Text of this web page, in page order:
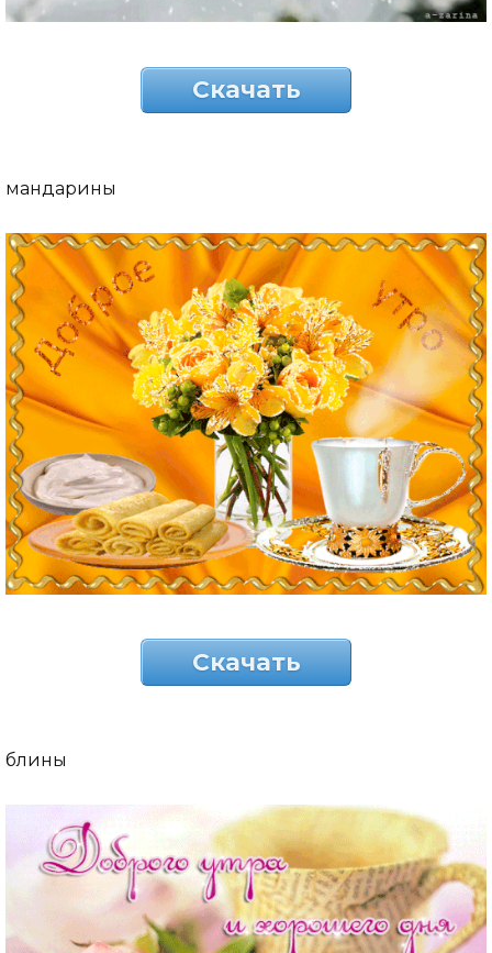
Скачать
мандарины
Скачать
блины